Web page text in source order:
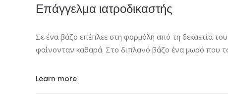
Επάγγελμα ιατροδικαστής
Σε ένα βάζο επέπλεε στη φορμόλη από τη δεκαετία
φαίνονταν καθαρά. Στο διπλανό βάζο ένα μωρό που
Learn more